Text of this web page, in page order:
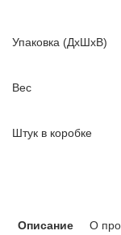
Упаковка (ДxШxВ)
Вес
Штук в коробке
Описание О